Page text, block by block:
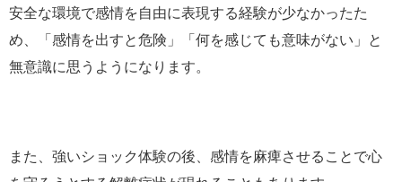
安全な環境で感情を自由に表現する経験が少なかったた
め、「感情を出すと危険」「何を感じても意味がない」と
無意識に思うようになります。
また、強いショック体験の後、感情を麻痺させることで心